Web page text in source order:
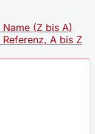
Name (Z bis A)
Referenz, A bis Z